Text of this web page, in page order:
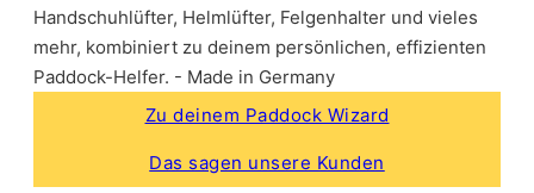
Handschuhlüfter, Helmlüfter, Felgenhalter und vieles
mehr, kombiniert zu deinem persönlichen, effizienten
Paddock-Helfer. - Made in Germany
Zu deinem Paddock Wizard
Das sagen unsere Kunden